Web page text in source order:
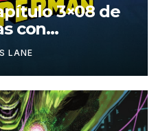
3×08 de
con
LANE